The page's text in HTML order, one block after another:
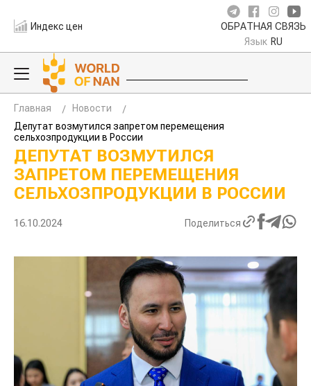
Индекс цен ОБРАТНАЯ СВЯЗЬ
Язык RU
Главная
Новости
Депутат возмутился запретом перемещения
сельхозпродукции в России
ДЕПУТАТ ВОЗМУТИЛСЯ
ЗАПРЕТОМ ПЕРЕМЕЩЕНИЯ
СЕЛЬХОЗПРОДУКЦИИ В РОССИИ
16.10.2024 Поделиться